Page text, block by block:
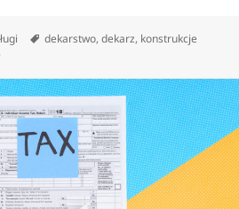
Tagi
dekarstwo,dekarz, konstrukcje